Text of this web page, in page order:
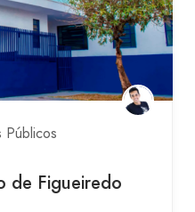
Públicos
de Figueiredo